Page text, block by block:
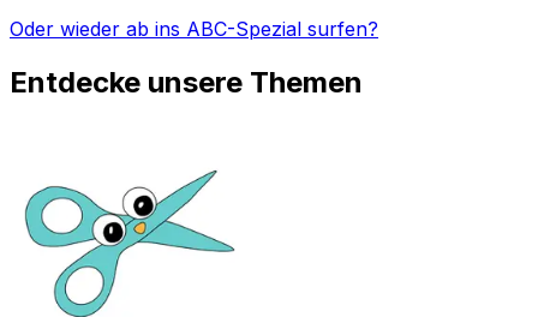
Oder wieder ab ins ABC-Spezial surfen?
Entdecke unsere Themen